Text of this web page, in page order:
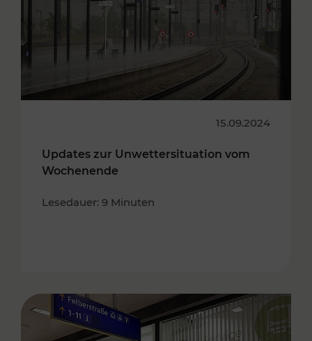
15.09.2024
Updates zur Unwettersituation vom
Wochenende
Lesedauer: 9 Minuten